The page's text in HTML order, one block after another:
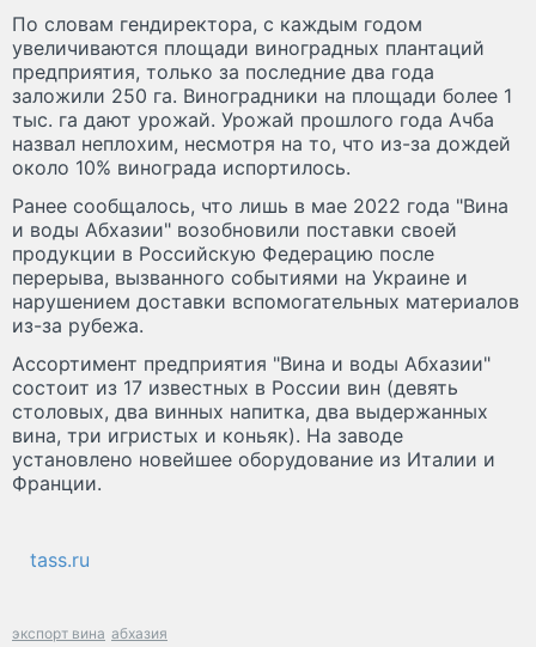
По словам гендиректора, с каждым годом
увеличиваются площади виноградных плантаций
предприятия, только за последние два года
заложили 250 га. Виноградники на площади более 1
тыс. га дают урожай. Урожай прошлого года Ачба
назвал неплохим, несмотря на то, что из-за дождей
около 10% винограда испортилось.
Ранее сообщалось, что лишь в мае 2022 года "Вина
и воды Абхазии" возобновили поставки своей
продукции в Российскую Федерацию после
перерыва, вызванного событиями на Украине и
нарушением доставки вспомогательных материалов
из-за рубежа.
Ассортимент предприятия "Вина и воды Абхазии"
состоит из 17 известных в России вин (девять
столовых, два винных напитка, два выдержанных
вина, три игристых и коньяк). На заводе
установлено новейшее оборудование из Италии и
Франции.
tass.ru
экспорт вина абхазия